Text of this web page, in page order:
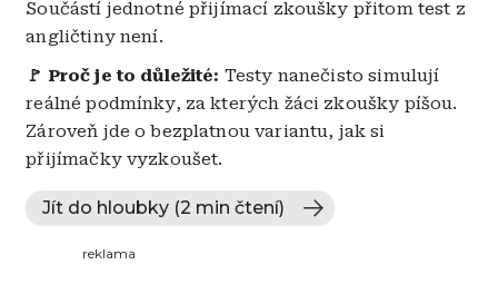
Součástí jednotné přijímací zkoušky přitom test z
angličtiny není.
🚩 Proč je to důležité: Testy nanečisto simulují
reálné podmínky, za kterých žáci zkoušky píšou.
Zároveň jde o bezplatnou variantu, jak si
přijímačky vyzkoušet.
Jít do hloubky (2 min čtení)
reklama